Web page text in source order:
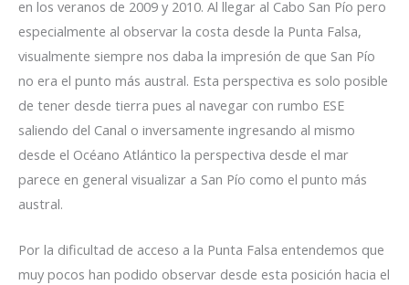
en los veranos de 2009 y 2010. Al llegar al Cabo San Pío pero
especialmente al observar la costa desde la Punta Falsa,
visualmente siempre nos daba la impresión de que San Pío
no era el punto más austral. Esta perspectiva es solo posible
de tener desde tierra pues al navegar con rumbo ESE
saliendo del Canal o inversamente ingresando al mismo
desde el Océano Atlántico la perspectiva desde el mar
parece en general visualizar a San Pío como el punto más
austral.
Por la dificultad de acceso a la Punta Falsa entendemos que
muy pocos han podido observar desde esta posición hacia el